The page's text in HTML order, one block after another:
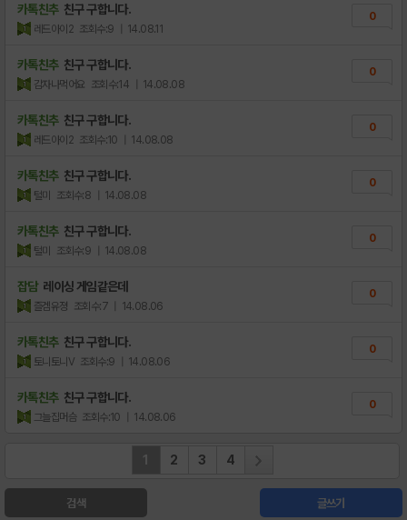
카톡친추 친구 구합니다.
레드아이2 조회수:9 | 14.08.11
0
카톡친추 친구 구합니다.
감자나먹어요 조회수:14 | 14.08.08
0
카톡친추 친구 구합니다.
레드아이2 조회수:10 | 14.08.08
0
카톡친추 친구 구합니다.
털미 조회수:8 | 14.08.08
0
카톡친추 친구 구합니다.
털미 조회수:9 | 14.08.08
0
잡담 레이싱 게임같은데
즐겜유졍 조회수:7 | 14.08.06
0
카톡친추 친구 구합니다.
토니토니V 조회수:9 | 14.08.06
0
카톡친추 친구 구합니다.
그늘집머슴 조회수:10 | 14.08.06
0
1 2 3 4
검색 글쓰기